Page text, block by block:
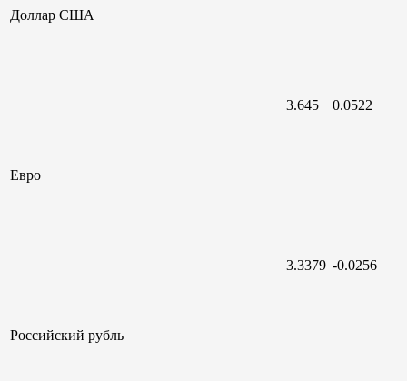
Доллар США
Евро
3.645 0.0522
Российский рубль
3.3379 -0.0256